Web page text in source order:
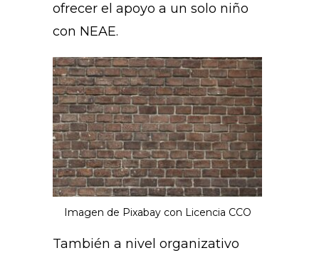
ofrecer el apoyo a un solo niño
con NEAE.
Imagen de Pixabay con Licencia CCO
También a nivel organizativo